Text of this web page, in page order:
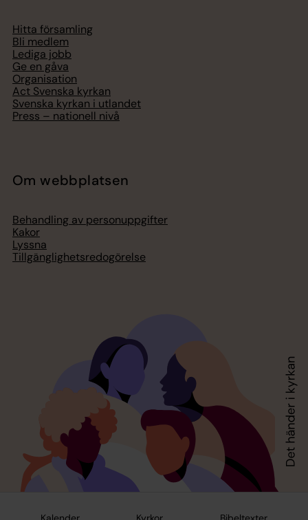
Hitta församling
Bli medlem
Lediga jobb
Ge en gåva
Organisation
Act Svenska kyrkan
Svenska kyrkan i utlandet
Press – nationell nivå
Om webbplatsen
Behandling av personuppgifter
Kakor
Lyssna
Tillgänglighetsredogörelse